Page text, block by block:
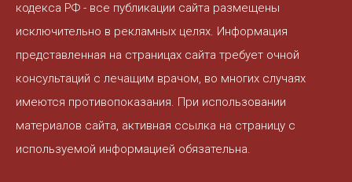
кодекса РФ - все публикации сайта размещены
исключительно в рекламных целях. Информация
представленная на страницах сайта требует очной
консультаций с лечащим врачом, во многих случаях
имеются противопоказания. При использовании
материалов сайта, активная ссылка на страницу с
используемой информацией обязательна.